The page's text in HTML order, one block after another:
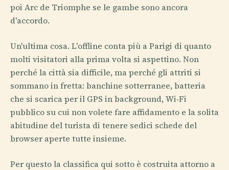
poi Arc de Triomphe se le gambe sono ancora
d'accordo.
Un'ultima cosa. L'offline conta più a Parigi di quanto
molti visitatori alla prima volta si aspettino. Non
perché la città sia difficile, ma perché gli attriti si
sommano in fretta: banchine sotterranee, batteria
che si scarica per il GPS in background, Wi‑Fi
pubblico su cui non volete fare affidamento e la solita
abitudine del turista di tenere sedici schede del
browser aperte tutte insieme.
Per questo la classifica qui sotto è costruita attorno a